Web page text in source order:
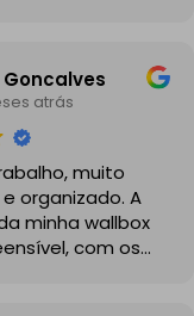
comunicativos e
todas as
de tomada
garagem
na
prazos
sendo que
Goncalves
atrás
muito
organizado. A
minha wallbox
com os